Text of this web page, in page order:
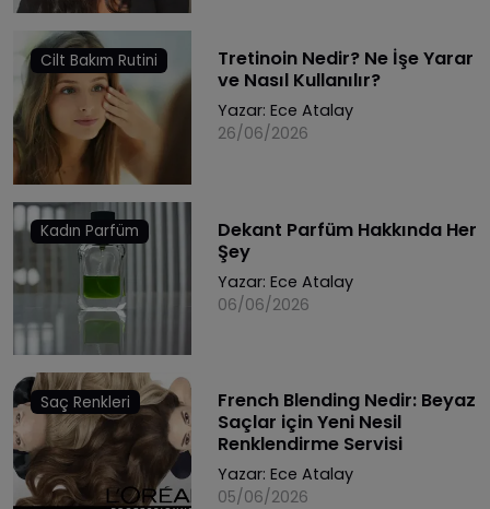
Cilt Bakım Rutini
Tretinoin Nedir? Ne İşe Yarar
ve Nasıl Kullanılır?
Yazar: Ece Atalay
26/06/2026
Kadın Parfüm
Dekant Parfüm Hakkında Her
Şey
Yazar: Ece Atalay
06/06/2026
Saç Renkleri
French Blending Nedir: Beyaz
Saçlar için Yeni Nesil
Renklendirme Servisi
Yazar: Ece Atalay
05/06/2026